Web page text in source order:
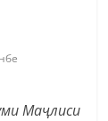
Маҷлиси